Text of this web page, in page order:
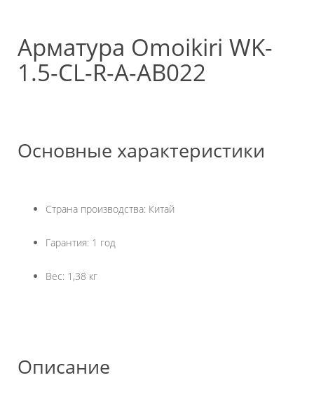
Арматура Omoikiri WK-
1.5-CL-R-A-AB022
Основные характеристики
Страна производства: Китай
Гарантия: 1 год
Вес: 1,38 кг
Описание